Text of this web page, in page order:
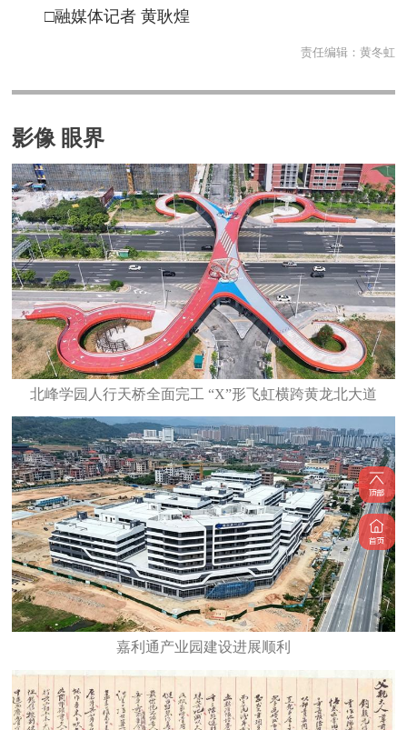
□融媒体记者 黄耿煌
责任编辑： 黄冬虹
影像 眼界
北峰学园人行天桥全面完工 “X”形飞虹横跨黄龙北大道
嘉利通产业园建设进展顺利